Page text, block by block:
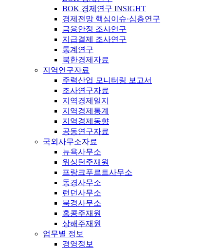
BOK 경제연구 INSIGHT
경제전망 핵심이슈·심층연구
금융안정 조사연구
지급결제 조사연구
통계연구
북한경제자료
지역연구자료
주력산업 모니터링 보고서
조사연구자료
지역경제일지
지역경제통계
지역경제동향
공동연구자료
국외사무소자료
뉴욕사무소
워싱턴주재원
프랑크푸르트사무소
동경사무소
런던사무소
북경사무소
홍콩주재원
상해주재원
업무별 정보
경영정보